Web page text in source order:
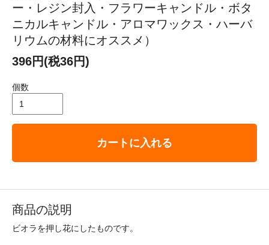
ー・レジン封入・フラワーキャンドル・ボタ
ニカルキャンドル・アロマワックス・ハーバ
リウムの材料にオススメ）
396円(税36円)
個数
カートに入れる
商品の説明
ビオラを押し花にしたものです。